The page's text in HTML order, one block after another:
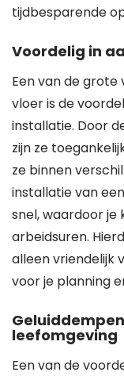
tijdbesparende
Voordelig in
Een van de grote
vloer is de
installatie. Door
zijn ze
ze binnen
installatie van
snel, waardoor
arbeidsuren.
alleen vriendelijk
voor je planning
leefomgeving
Een van de